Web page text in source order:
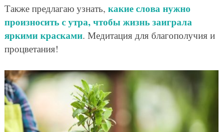
Также предлагаю узнать, какие слова нужно
произносить с утра, чтобы жизнь заиграла
яркими красками. Медитация для благополучия и
процветания!